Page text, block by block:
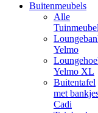
Buitenmeubels
Alle
Yelmo
Yelmo XL
Buitentafel
met
Cadi